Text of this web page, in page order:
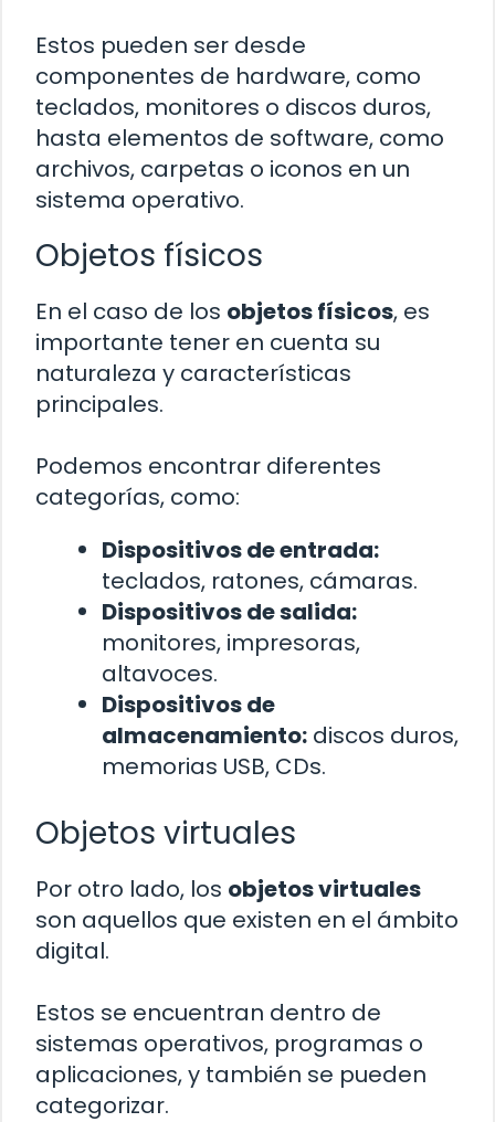
Estos pueden ser desde
componentes de hardware, como
teclados, monitores o discos duros,
hasta elementos de software, como
archivos, carpetas o iconos en un
sistema operativo.
Objetos físicos
En el caso de los objetos físicos, es
importante tener en cuenta su
naturaleza y características
principales.
Podemos encontrar diferentes
categorías, como:
Dispositivos de entrada:
teclados, ratones, cámaras.
Dispositivos de salida:
monitores, impresoras,
altavoces.
Dispositivos de
almacenamiento: discos duros,
memorias USB, CDs.
Objetos virtuales
Por otro lado, los objetos virtuales
son aquellos que existen en el ámbito
digital.
Estos se encuentran dentro de
sistemas operativos, programas o
aplicaciones, y también se pueden
categorizar.